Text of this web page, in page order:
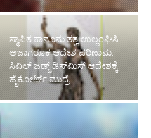
ಸರ್ಕಾರಿ ಉದ್ಯೋಗ ವಂಚನೆ
ಪ್ರಕರಣ: ಕೈ ನಾಯಕರೆಂದು
ಬಿಂಬಿಸಿದ ಆರೋಪಿಗಳ ವಿರುದ್ಧ
ಎಫ್‌ಐಆರ್ ರದ್ದತಿಗೆ ಹೈ ನಕಾರ